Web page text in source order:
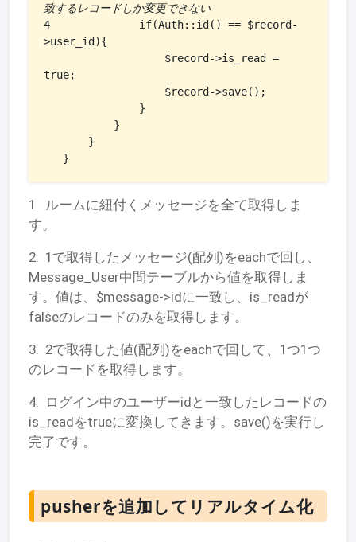
致するレコードしか変更できない
4              if(Auth::id() == $record-
>user_id){
true;
   }
1. ルームに紐付くメッセージを全て取得しま
す。
2. 1で取得したメッセージ(配列)をeachで回し、
Message_User中間テーブルから値を取得しま
す。値は、$message->idに一致し、is_readが
falseのレコードのみを取得します。
3. 2で取得した値(配列)をeachで回して、1つ1つ
のレコードを取得します。
4. ログイン中のユーザーidと一致したレコードの
is_readをtrueに変換してきます。save()を実行し
完了です。
pusherを追加してリアルタイム化